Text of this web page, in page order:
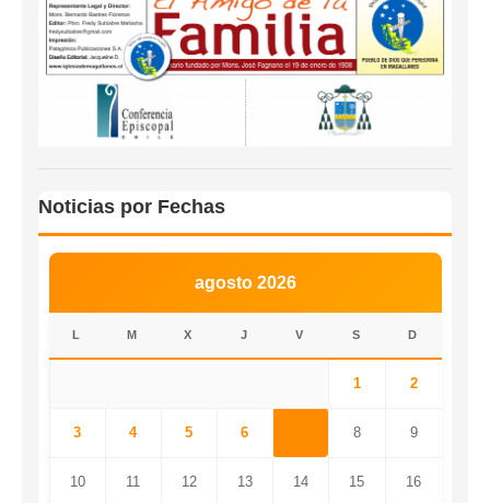
Noticias por Fechas
agosto 2026
L M X J V S D
1 2
3 4 5 6 8 9
10 11 12 13 14 15 16